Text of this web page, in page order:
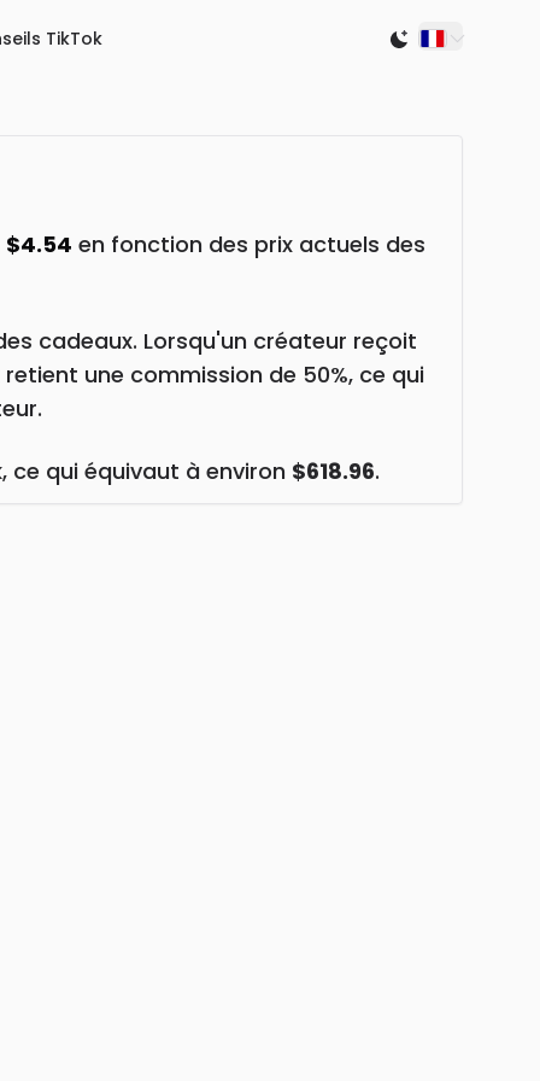
TikTok Switch to
$4.54 en fonction des prix actuels des
cadeaux. Lorsqu'un créateur reçoit
une commission de 50%, ce qui
, ce qui équivaut à environ $618.96.